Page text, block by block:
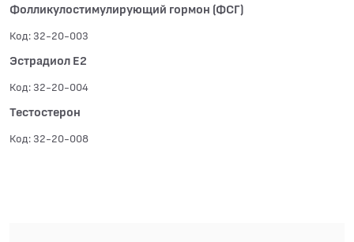
Фолликулостимулирующий гормон (ФСГ)
Код: 32-20-003
Эстрадиол Е2
Код: 32-20-004
Тестостерон
Код: 32-20-008